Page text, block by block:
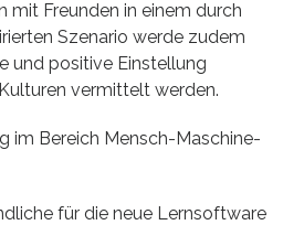
mit Freunden in einem durch
Szenario werde zudem
und positive Einstellung
vermittelt werden.
im Bereich Mensch-Maschine-
für die neue Lernsoftware